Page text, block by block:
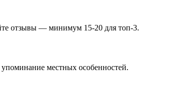
отзывы — минимум 15-20 для топ-3.
местных особенностей.